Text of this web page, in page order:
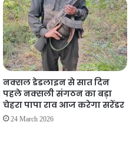
नक्सल डेडलाइन से सात दिन
पहले नक्सली संगठन का बड़ा
चेहरा पापा राव आज करेगा सरेंडर
24 March 2026